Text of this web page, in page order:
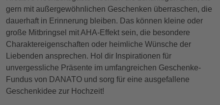
gern mit außergewöhnlichen Geschenken überraschen, die
dauerhaft in Erinnerung bleiben. Das können kleine oder
große Mitbringsel mit AHA-Effekt sein, die besondere
Charaktereigenschaften oder heimliche Wünsche der
Liebenden ansprechen. Hol dir Inspirationen für
unvergessliche Präsente im umfangreichen Geschenke-
Fundus von DANATO und sorg für eine ausgefallene
Geschenkidee zur Hochzeit!